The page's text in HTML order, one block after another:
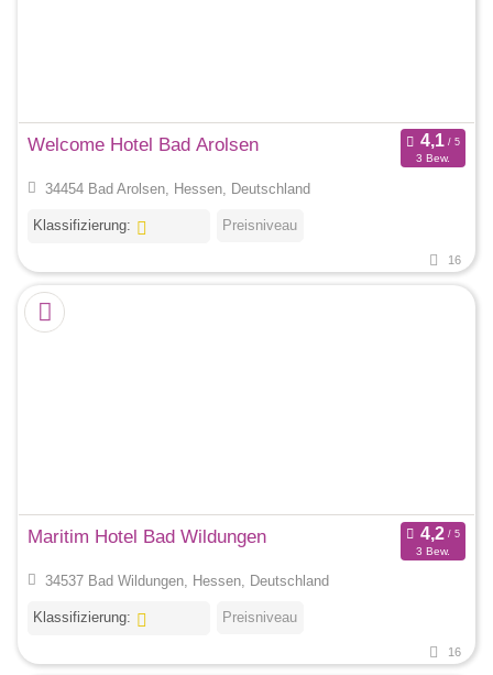
Welcome Hotel Bad Arolsen
3 Bew.
34454 Bad Arolsen, Hessen, Deutschland
Klassifizierung: Preisniveau
16
Maritim Hotel Bad Wildungen
3 Bew.
34537 Bad Wildungen, Hessen, Deutschland
Klassifizierung: Preisniveau
16